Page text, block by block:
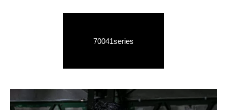
70041series